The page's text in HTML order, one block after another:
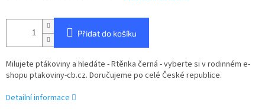
Přidat do košíku
Milujete ptákoviny a hledáte - Rtěnka černá - vyberte si v rodinném e-
shopu ptakoviny-cb.cz. Doručujeme po celé České republice.
Detailní informace